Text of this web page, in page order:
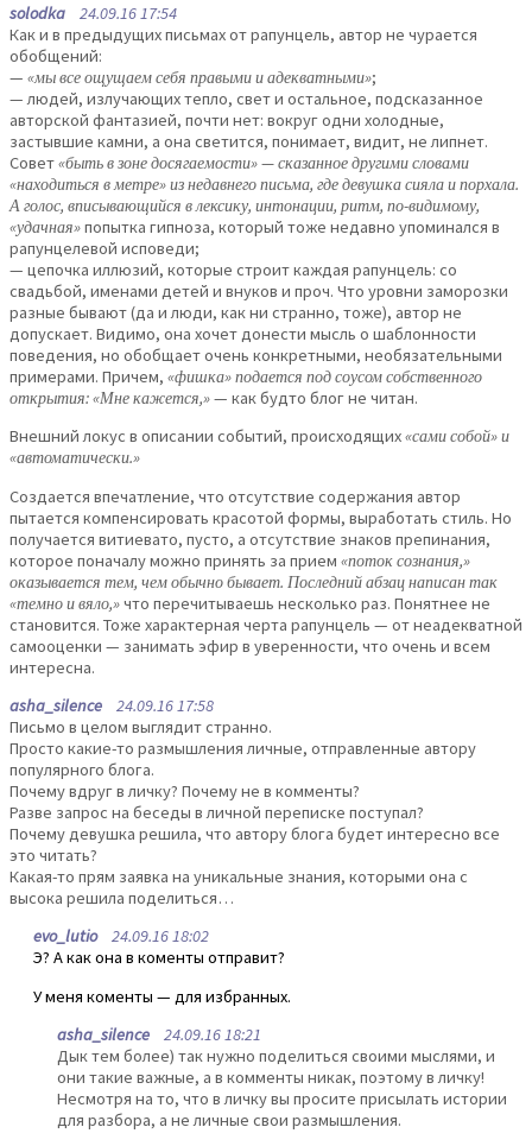
solodka 24.09.16 17:54
Как и в предыдущих письмах от рапунцель, автор не чурается
обобщений:
— «мы все ощущаем себя правыми и адекватными»;
— людей, излучающих тепло, свет и остальное, подсказанное
авторской фантазией, почти нет: вокруг одни холодные,
застывшие камни, а она светится, понимает, видит, не липнет.
Совет«быть в зоне досягаемости» — сказанное другими словами
«находиться в метре» из недавнего письма, где девушка сияла и порхала.
А голос, вписывающийся в лексику, интонации, ритм, по-видимому,
«удачная»попытка гипноза, который тоже недавно упоминался в
рапунцелевой исповеди;
— цепочка иллюзий, которые строит каждая рапунцель: со
свадьбой, именами детей и внуков и проч. Что уровни заморозки
разные бывают (да и люди, как ни странно, тоже), автор не
допускает. Видимо, она хочет донести мысль о шаблонности
поведения, но обобщает очень конкретными, необязательными
примерами. Причем, «фишка» подается под соусом собственного
открытия: «Мне кажется,»— как будто блог не читан.
Внешний локус в описании событий, происходящих«сами собой» и
«автоматически.»
Создается впечатление, что отсутствие содержания автор
пытается компенсировать красотой формы, выработать стиль. Но
получается витиевато, пусто, а отсутствие знаков препинания,
которое поначалу можно принять за прием «поток сознания,»
оказывается тем, чем обычно бывает. Последний абзац написан так
«темно и вяло,»что перечитываешь несколько раз. Понятнее не
становится. Тоже характерная черта рапунцель — от неадекватной
самооценки — занимать эфир в уверенности, что очень и всем
интересна.
asha_silence 24.09.16 17:58
Письмо в целом выглядит странно.
Просто какие-то размышления личные, отправленные автору
популярного блога.
Почему вдруг в личку? Почему не в комменты?
Разве запрос на беседы в личной переписке поступал?
Почему девушка решила, что автору блога будет интересно все
это читать?
Какая-то прям заявка на уникальные знания, которыми она с
высока решила поделиться…
evo_lutio24.09.16 18:02
Э? А как она в коменты отправит?
У меня коменты — для избранных.
asha_silence 24.09.16 18:21
Дык тем более) так нужно поделиться своими мыслями, и
они такие важные, а в комменты никак, поэтому в личку!
Несмотря на то, что в личку вы просите присылать истории
для разбора, а не личные свои размышления.